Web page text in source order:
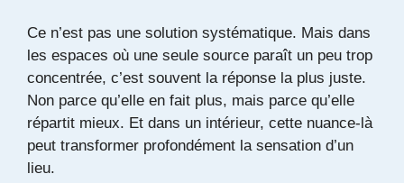
Ce n’est pas une solution systématique. Mais dans
les espaces où une seule source paraît un peu trop
concentrée, c’est souvent la réponse la plus juste.
Non parce qu’elle en fait plus, mais parce qu’elle
répartit mieux. Et dans un intérieur, cette nuance-là
peut transformer profondément la sensation d’un
lieu.